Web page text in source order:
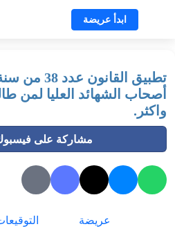
ابدأ عريضة
واكثر.
مشاركة على فيسبوك
عريضة